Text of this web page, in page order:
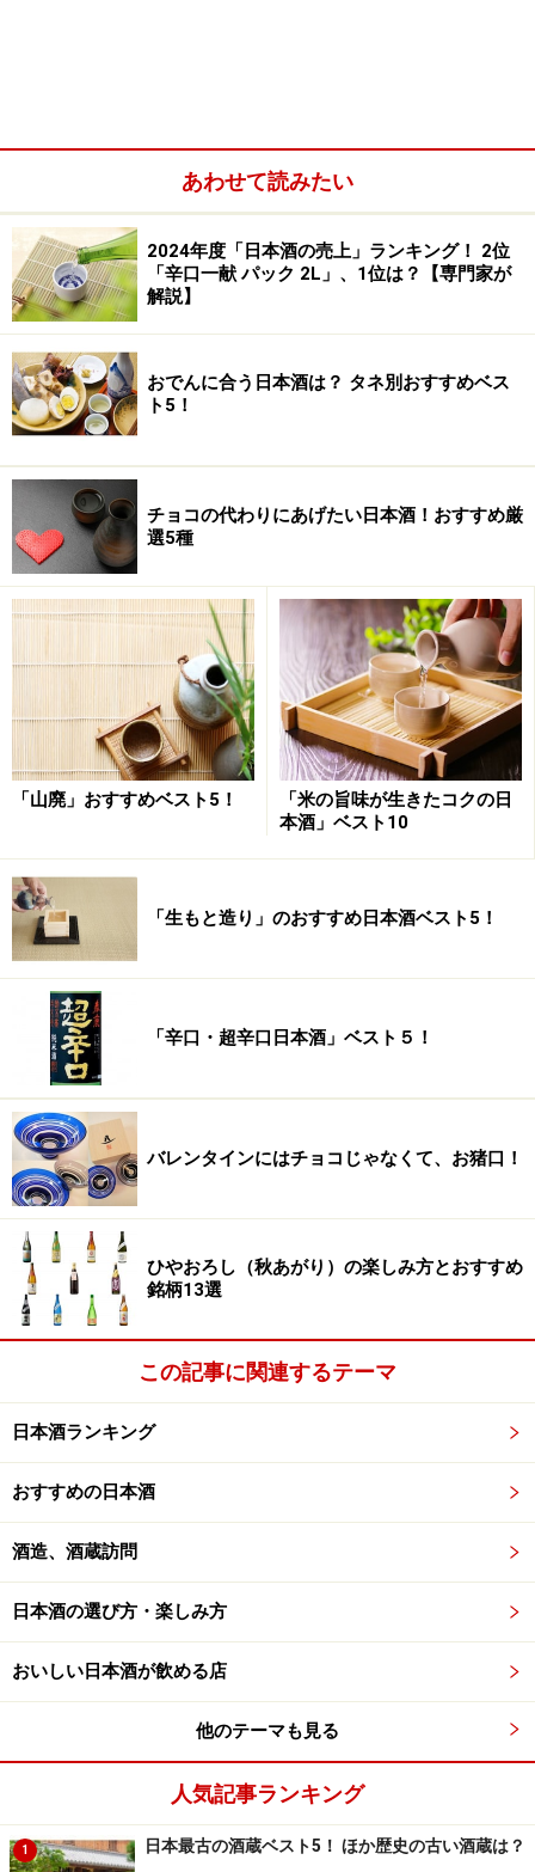
の内容です。
【編集部おすすめの購入サイト】
Amazonで人気の日本酒をチェック！
楽天市場で人気の日本酒をチェック！
あわせて読みたい
2024年度「日本酒の売上」ランキング！ 2位
「辛口一献 パック 2L」、1位は？【専門家が
解説】
おでんに合う日本酒は？ タネ別おすすめベス
ト5！
チョコの代わりにあげたい日本酒！おすすめ厳
選5種
「山廃」おすすめベスト5！
「米の旨味が生きたコクの日
本酒」ベスト10
「生もと造り」のおすすめ日本酒ベスト5！
「辛口・超辛口日本酒」ベスト５！
バレンタインにはチョコじゃなくて、お猪口！
ひやおろし（秋あがり）の楽しみ方とおすすめ
銘柄13選
この記事に関連するテーマ
日本酒ランキング
おすすめの日本酒
酒造、酒蔵訪問
日本酒の選び方・楽しみ方
おいしい日本酒が飲める店
他のテーマも見る
人気記事ランキング
1 日本最古の酒蔵ベスト5！ ほか歴史の古い酒蔵は？